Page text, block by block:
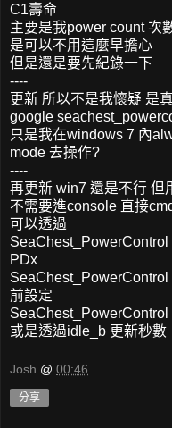
C1壽命
主要是我power count 次
是可以不用這麼早擔心
但是還是要先紀錄一下
----
更新 所以不是我懷疑 是
google
只是我在windows 7 內
mode 去操作?
----
再更新 win7 還是不行 但
不需要進console 直接
可以透過
PDx
前設定
或是透過idle_b 更新秒數
Josh @ 00:46
分享